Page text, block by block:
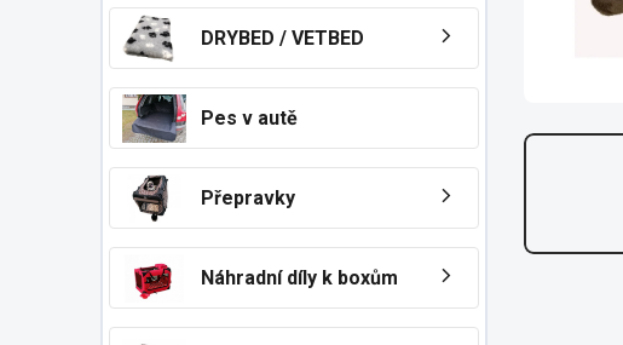
DRYBED / VETBED
Pes v autě
Přepravky
Náhradní díly k boxům